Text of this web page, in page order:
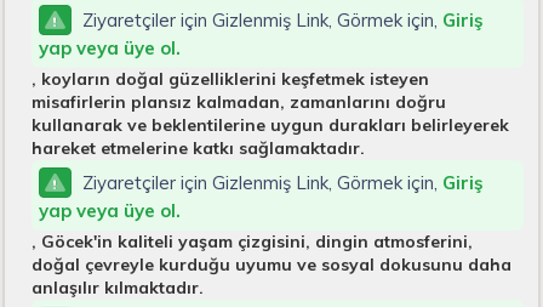
Ziyaretçiler için Gizlenmiş Link, Görmek için, Giriş
yap veya üye ol.
, koyların doğal güzelliklerini keşfetmek isteyen
misafirlerin plansız kalmadan, zamanlarını doğru
kullanarak ve beklentilerine uygun durakları belirleyerek
hareket etmelerine katkı sağlamaktadır.
Ziyaretçiler için Gizlenmiş Link, Görmek için, Giriş
yap veya üye ol.
, Göcek'in kaliteli yaşam çizgisini, dingin atmosferini,
doğal çevreyle kurduğu uyumu ve sosyal dokusunu daha
anlaşılır kılmaktadır.